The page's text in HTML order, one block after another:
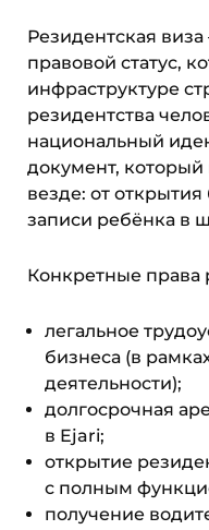
Резидентская
правовой статус,
инфраструктуре
резидентства
национальный
документ, который
везде: от открытия
записи ребёнка в
Конкретные права
легальное
бизнеса (в
деятельности);
долгосрочная
в Ejari;
открытие
с полным
получение